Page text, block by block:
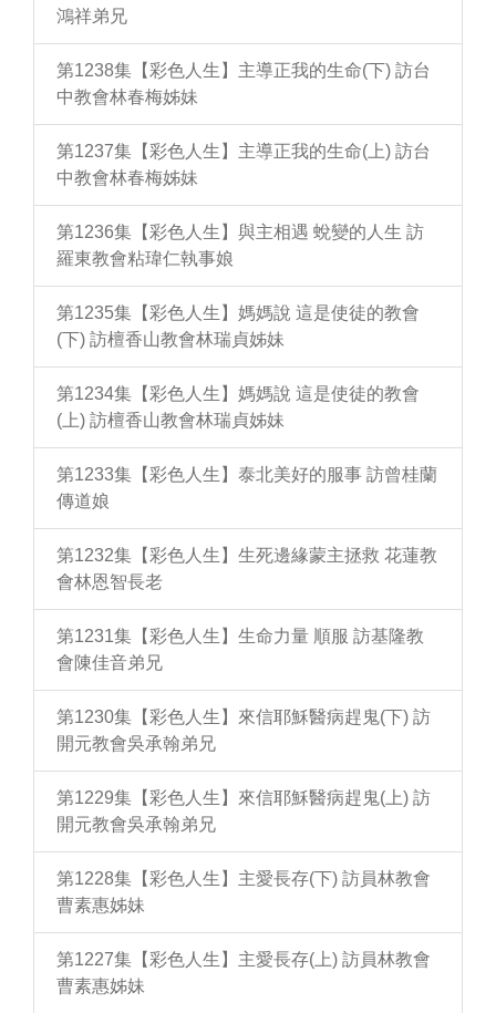
鴻祥弟兄
第1238集【彩色人生】主導正我的生命(下) 訪台
中教會林春梅姊妹
第1237集【彩色人生】主導正我的生命(上) 訪台
中教會林春梅姊妹
第1236集【彩色人生】與主相遇 蛻變的人生 訪
羅東教會粘瑋仁執事娘
第1235集【彩色人生】媽媽說 這是使徒的教會
(下) 訪檀香山教會林瑞貞姊妹
第1234集【彩色人生】媽媽說 這是使徒的教會
(上) 訪檀香山教會林瑞貞姊妹
第1233集【彩色人生】泰北美好的服事 訪曾桂蘭
傳道娘
第1232集【彩色人生】生死邊緣蒙主拯救 花蓮教
會林恩智長老
第1231集【彩色人生】生命力量 順服 訪基隆教
會陳佳音弟兄
第1230集【彩色人生】來信耶穌醫病趕鬼(下) 訪
開元教會吳承翰弟兄
第1229集【彩色人生】來信耶穌醫病趕鬼(上) 訪
開元教會吳承翰弟兄
第1228集【彩色人生】主愛長存(下) 訪員林教會
曹素惠姊妹
第1227集【彩色人生】主愛長存(上) 訪員林教會
曹素惠姊妹